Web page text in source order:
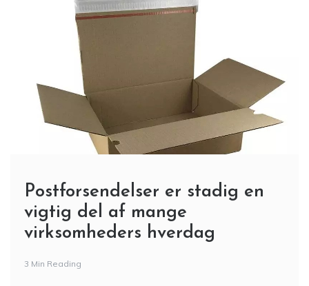
Postforsendelser er stadig en
vigtig del af mange
virksomheders hverdag
3 Min Reading